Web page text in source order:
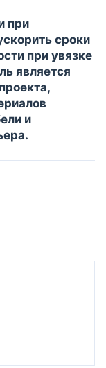
при
сроки
при увязке
является
и